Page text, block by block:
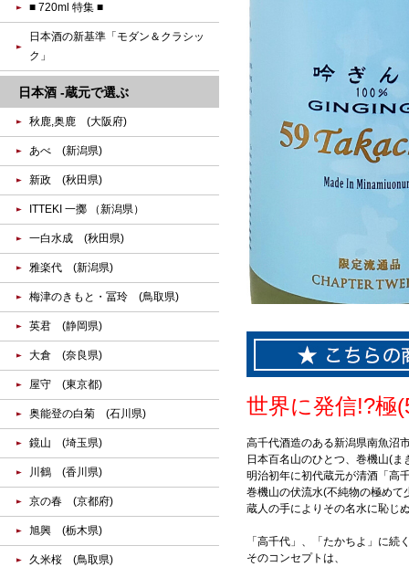
世界に発信!?極
高千代酒造のある新潟県南魚沼
日本百名山のひとつ、巻機山(
明治初年に初代蔵元が清酒「高
巻機山の伏流水(不純物の極め
蔵人の手によりその名水に恥じ
「高千代」、「たかちよ」に
そのコンセプトは、
■ 720ml 特集 ■
日本酒の新基準「モダン＆クラシッ
ク」
日本酒 -蔵元で選ぶ
秋鹿,奥鹿 (大阪府)
あべ (新潟県)
新政 (秋田県)
ITTEKI 一擲 （新潟県）
一白水成 (秋田県)
雅楽代 (新潟県)
梅津のきもと・冨玲 (鳥取県)
英君 (静岡県)
大倉 (奈良県)
屋守 (東京都)
奥能登の白菊 (石川県)
鏡山 (埼玉県)
川鶴 (香川県)
京の春 (京都府)
旭興 (栃木県)
久米桜 (鳥取県)